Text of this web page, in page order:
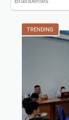
TRENDING